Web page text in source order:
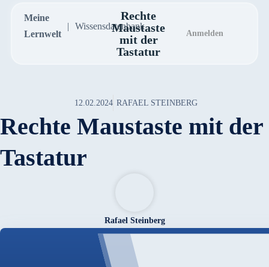
Meine
Lernwelt
Wissensdatenbank
Rechte
Maustaste
mit der
Tastatur
Anmelden
12.02.2024 RAFAEL STEINBERG
Rechte Maustaste mit der
Tastatur
Rafael Steinberg